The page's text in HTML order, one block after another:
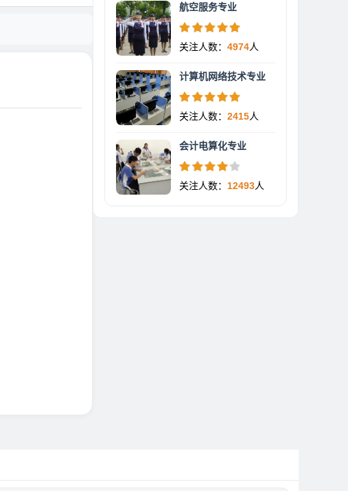
航空服务专业
关注人数： 4974人
计算机网络技术专业
关注人数： 2415人
会计电算化专业
关注人数： 12493人